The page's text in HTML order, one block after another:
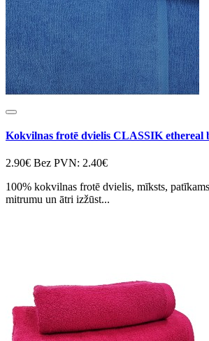
Kokvilnas frotē dvielis CLASSIK ethereal
2.90€ Bez PVN: 2.40€
100% kokvilnas frotē dvielis, mīksts,
mitrumu un ātri izžūst...